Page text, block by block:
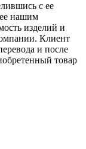
с ее
ее нашим
изделий и
Клиент
и после
товар